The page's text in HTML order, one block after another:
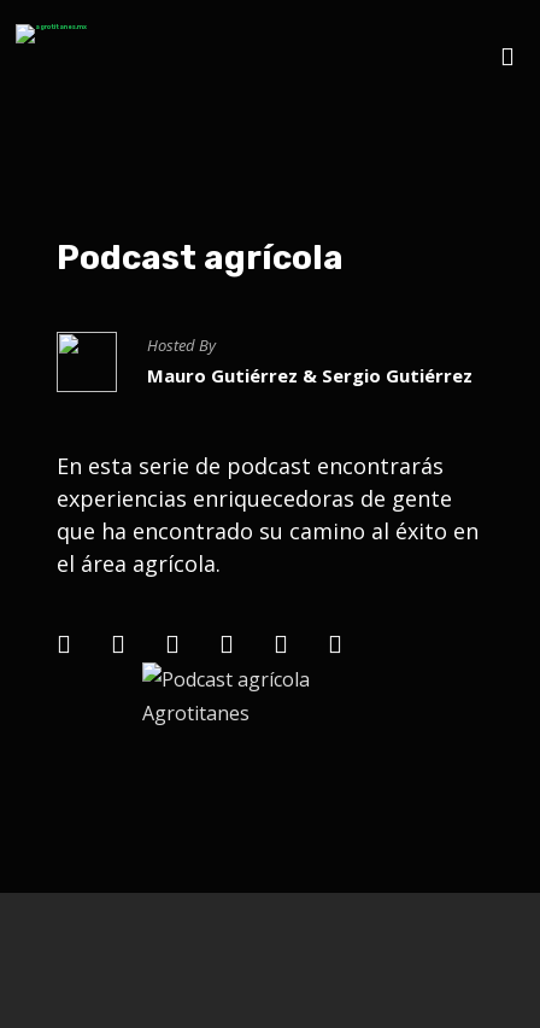
Podcast agrícola
Hosted By
Mauro Gutiérrez & Sergio Gutiérrez
En esta serie de podcast encontrarás
experiencias enriquecedoras de gente
que ha encontrado su camino al éxito en
el área agrícola.